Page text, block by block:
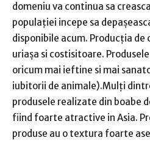
domeniu va continua sa
populației incepe sa
disponibile acum. Producția de
uriașa si costisitoare.
oricum mai ieftine si mai
iubitorii de animale).Mulți
produsele realizate din boabe
fiind foarte atractive in Asia.
produse au o textura foarte